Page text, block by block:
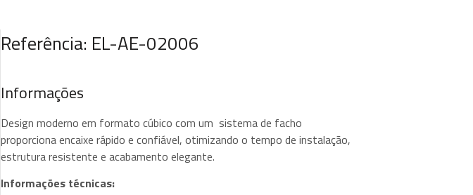
Referência: EL-AE-02006
Informações
Design moderno em formato cúbico com um sistema de facho
proporciona encaixe rápido e confiável, otimizando o tempo de instalação,
estrutura resistente e acabamento elegante.
Informações técnicas: